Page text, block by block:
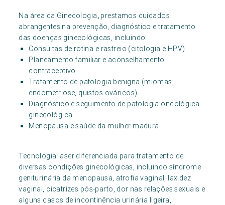
Na área da Ginecologia, prestamos cuidados
abrangentes na prevenção, diagnóstico e tratamento
das doenças ginecológicas, incluindo:
Consultas de rotina e rastreio (citologia e HPV)
Planeamento familiar e aconselhamento
contraceptivo
Tratamento de patologia benigna (miomas,
endometriose, quistos ováricos)
Diagnóstico e seguimento de patologia oncológica
ginecológica
Menopausa e saúde da mulher madura
Tecnologia laser diferenciada para tratamento de
diversas condições ginecológicas, incluindo síndrome
geniturinária da menopausa, atrofia vaginal, laxidez
vaginal, cicatrizes pós-parto, dor nas relações sexuais e
alguns casos de incontinência urinária ligeira,